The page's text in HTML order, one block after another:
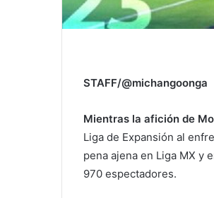
STAFF/@michangoonga
Mientras la afición de
Liga de Expansión al
pena ajena en Liga MX y
970 espectadores.